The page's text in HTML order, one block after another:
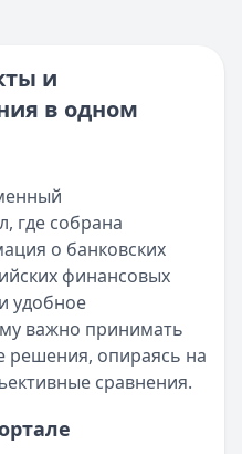
взяла кредит в МТС
выдали без
плачу
ставка вышла
и
в одном
где собрана
о банковских
финансовых
удобное
важно принимать
опираясь на
сравнения.